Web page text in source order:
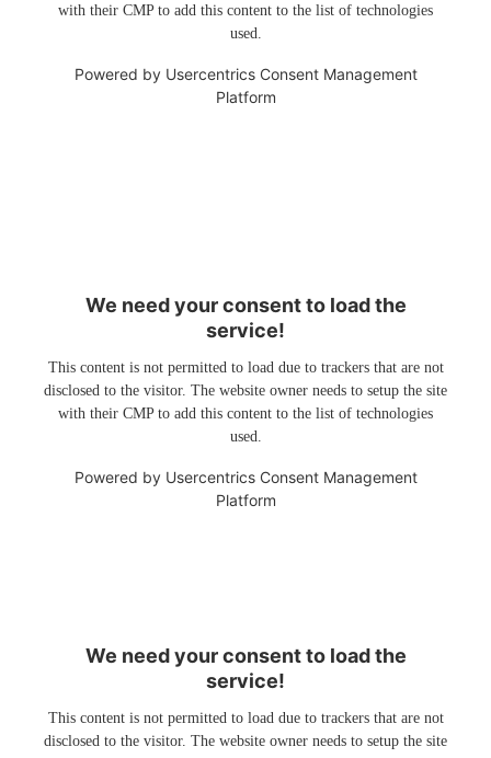
with their CMP to add this content to the list of technologies
used.
Powered by Usercentrics Consent Management
Platform
We need your consent to load the
service!
This content is not permitted to load due to trackers that are not
disclosed to the visitor. The website owner needs to setup the site
with their CMP to add this content to the list of technologies
used.
Powered by Usercentrics Consent Management
Platform
We need your consent to load the
service!
This content is not permitted to load due to trackers that are not
disclosed to the visitor. The website owner needs to setup the site